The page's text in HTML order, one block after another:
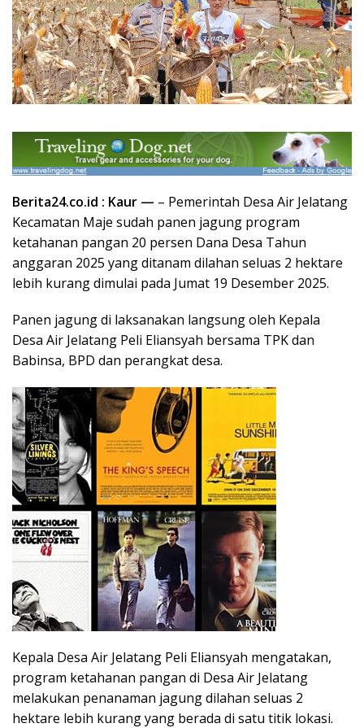
Berita24.co.id : Kaur — – Pemerintah Desa Air Jelatang
Kecamatan Maje sudah panen jagung program
ketahanan pangan 20 persen Dana Desa Tahun
anggaran 2025 yang ditanam dilahan seluas 2 hektare
lebih kurang dimulai pada Jumat 19 Desember 2025.
Panen jagung di laksanakan langsung oleh Kepala
Desa Air Jelatang Peli Eliansyah bersama TPK dan
Babinsa, BPD dan perangkat desa.
Kepala Desa Air Jelatang Peli Eliansyah mengatakan,
program ketahanan pangan di Desa Air Jelatang
melakukan penanaman jagung dilahan seluas 2
hektare lebih kurang yang berada di satu titik lokasi.